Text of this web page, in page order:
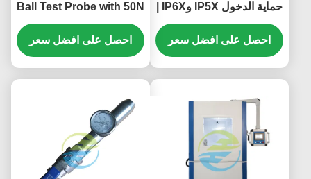
معدات اختبار البيئة الرملية
والغبار
احصل على افضل سعر
Ball Test Probe with 50N
Force for Precision IEC
61032 IP Testing
Equipment HT-I01
احصل على افضل سعر